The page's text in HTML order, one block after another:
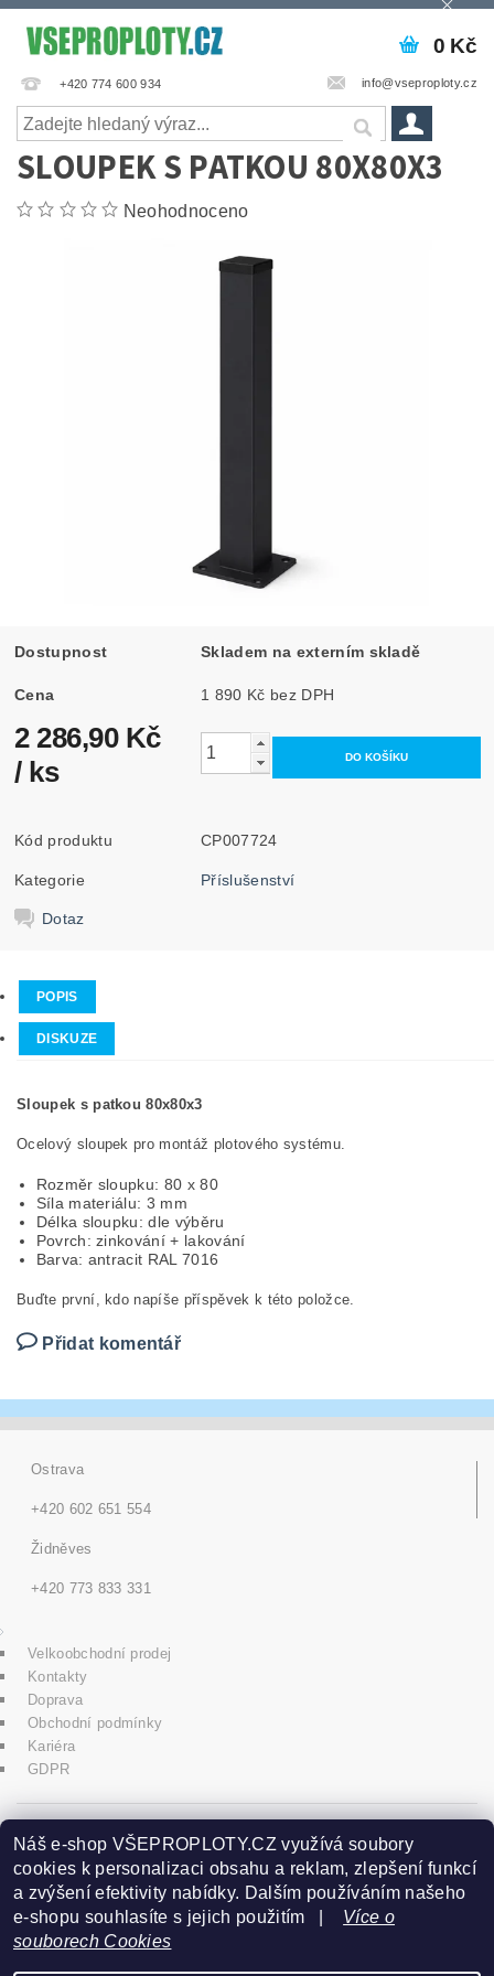
+420 774 600 934 info@vseproploty.cz
0 Kč
SLOUPEK S PATKOU 80X80X3
Neohodnoceno
Dostupnost Skladem na externím skladě
Cena 1 890 Kč bez DPH
2 286,90 Kč
/ ks
Kód produktu CP007724
Kategorie Příslušenství
Dotaz
POPIS
DISKUZE
Sloupek s patkou 80x80x3
Ocelový sloupek pro montáž plotového systému.
Rozměr sloupku: 80 x 80
Síla materiálu: 3 mm
Délka sloupku: dle výběru
Povrch: zinkování + lakování
Barva: antracit RAL 7016
Buďte první, kdo napíše příspěvek k této položce.
Přidat komentář
Ostrava
+420 602 651 554
Židněves
+420 773 833 331
Velkoobchodní prodej
Kontakty
Doprava
Obchodní podmínky
Kariéra
GDPR
icons8.com
Praha - Herink
+420 606 020 266
Náš e-shop VŠEPROPLOTY.CZ využívá soubory
cookies k personalizaci obsahu a reklam, zlepšení funkcí
a zvýšení efektivity nabídky. Dalším používáním našeho
e-shopu souhlasíte s jejich použitím | Více o
souborech Cookies